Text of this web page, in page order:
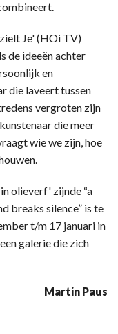
Je' (HOi TV)
de ideeën achter
en
die laveert tussen
vergroten zijn
die meer
wie we zijn, hoe
olieverf' zijnde “a
breaks silence” is te
t/m 17 januari in
galerie die zich
Martin Paus